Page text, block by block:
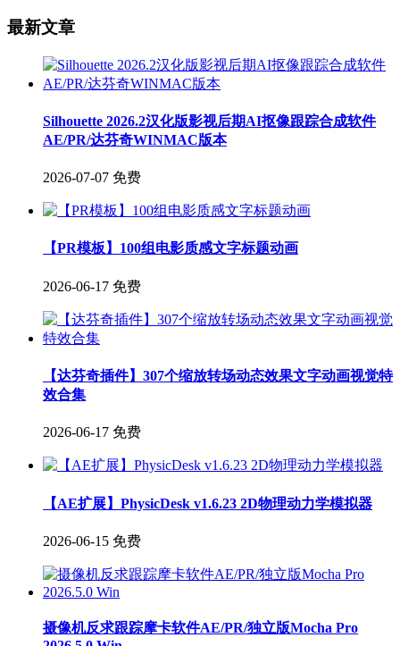
最新文章
Silhouette 2026.2汉化版影视后期AI抠像跟踪合成软件
AE/PR/达芬奇WINMAC版本
2026-07-07 免费
【PR模板】100组电影质感文字标题动画
2026-06-17 免费
【达芬奇插件】307个缩放转场动态效果文字动画视觉特
效合集
2026-06-17 免费
【AE扩展】PhysicDesk v1.6.23 2D物理动力学模拟器
2026-06-15 免费
摄像机反求跟踪摩卡软件AE/PR/独立版Mocha Pro